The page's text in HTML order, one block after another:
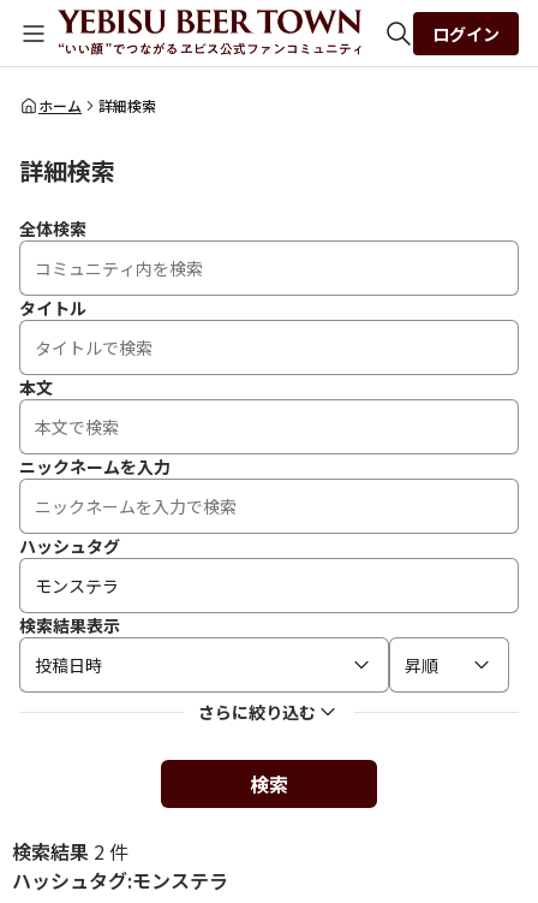
全体検索
ログイン
ホーム 詳細検索
詳細検索
全体検索
タイトル
本文
ニックネームを入力
ハッシュタグ
検索結果表示
投稿日時
昇順
さらに絞り込む
検索
検索結果 2 件
ハッシュタグ:モンステラ